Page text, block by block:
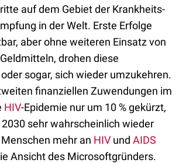
auf dem Gebiet der Krankheits-
in der Welt. Erste Erfolge
aber ohne weiteren Einsatz von
drohen diese
sogar, sich wieder umzukehren.
finanziellen Zuwendungen im
HIV-Epidemie nur um 10 % gekürzt,
sehr wahrscheinlich wieder
mehr an HIV und AIDS
Ansicht des Microsoftgründers.